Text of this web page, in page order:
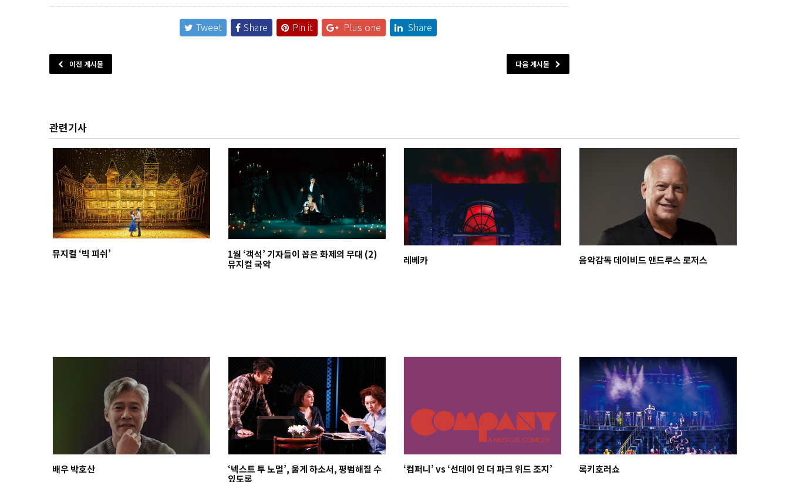
Tweet Share Pin it Plus one Share
이전 게시물 다음 게시물
관련기사
뮤지컬 ‘빅 피쉬’
1월 ‘객석’ 기자들이 꼽은 화제의 무대 (2)
뮤지컬 국악
레베카 음악감독 데이비드 앤드루스 로저스
배우 박호산
‘넥스트 투 노멀’, 울게 하소서, 평범해질 수
있도록
‘컴퍼니’ vs ‘선데이 인 더 파크 위드 조지’ 록키호러쇼